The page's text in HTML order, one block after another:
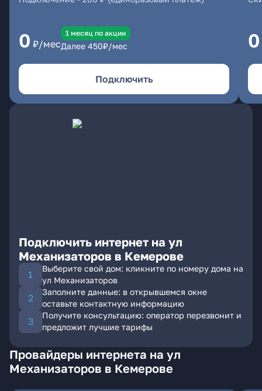
0 ₽/мес
1 месяц по акции
Далее 450₽/мес
Подключить
0
Подключить интернет на ул
Механизаторов в Кемерове
Выберите свой дом: кликните по номеру дома на
ул Механизаторов
Заполните данные: в открывшемся окне
оставьте контактную информацию
Получите консультацию: оператор перезвонит и
предложит лучшие тарифы
Провайдеры интернета на ул
Механизаторов в Кемерове